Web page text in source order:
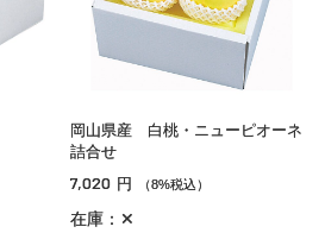
岡山県産 白桃・ニューピオーネ
詰合せ
7,020 円 （8%税込）
在庫：✕